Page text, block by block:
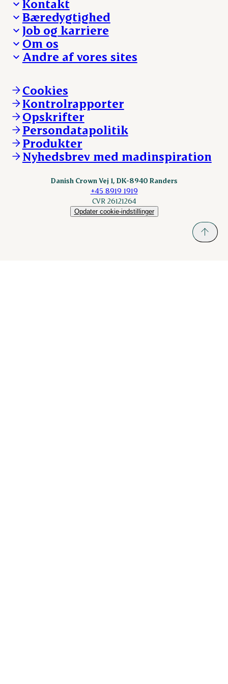
Kontakt
Besøg Danish Crown
Presse og nyheder
Reklamationer
Whistleblower
Øvrige henvendelser
Bæredygtighed
Fra jord til bord
Hverdagen
Ansvarlighed og nøgletal
Job og karriere
Arbejd med os
Ledige stillinger
Om os
Hvem er vi
Vores resultater
Vores lokationer
Kontakt
Andre af vores sites
Andelsejere - kreatur
Danishcrownprofessional.com
DAT-Schaub.com
ESS-FOOD.com
Fonden Dansk Gastronomi
KLS.se
nordicspoor.com
Scanhide.dk
Cookies
Kontrolrapporter
Opskrifter
Persondatapolitik
Produkter
Nyhedsbrev med madinspiration
Danish Crown Vej 1, DK-8940 Randers
+45 8919 1919
CVR 26121264
Opdater cookie-indstillinger